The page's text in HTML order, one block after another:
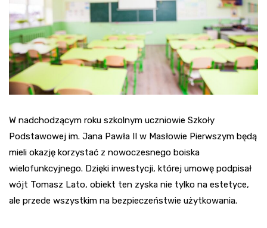
W nadchodzącym roku szkolnym uczniowie Szkoły
Podstawowej im. Jana Pawła II w Masłowie Pierwszym będą
mieli okazję korzystać z nowoczesnego boiska
wielofunkcyjnego. Dzięki inwestycji, której umowę podpisał
wójt Tomasz Lato, obiekt ten zyska nie tylko na estetyce,
ale przede wszystkim na bezpieczeństwie użytkowania.